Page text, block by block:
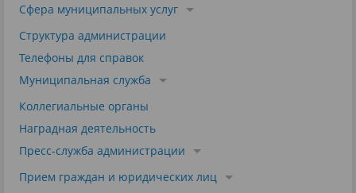
Сфера муниципальных услуг
Структура администрации
Телефоны для справок
Муниципальная служба
Коллегиальные органы
Наградная деятельность
Пресс-служба администрации
Прием граждан и юридических лиц